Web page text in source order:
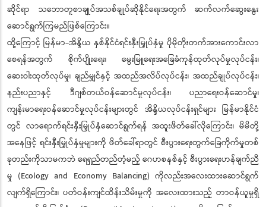
ဆိုင်ရာ သဘောတူစာချုပ်အသစ်ချုပ်ဆိုနိုင်ရေးအတွက် ဆက်လက်ဆွေးနွေး
ဆောင်ရွက်ကြမည်ဖြစ်ကြောင်း။
ထို့ကြောင့် မြန်မာ-အိန္ဒိယ နှစ်နိုင်ငံရင်းနှီးမြှုပ်နှံမှု ပိုမိုတိုးတက်အားကောင်းလာ
စေရန်အတွက် စိုက်ပျိုးရေး၊ မွေးမြူရေးအခြေခံကုန်ထုတ်လုပ်မှုလုပ်ငန်း၊
ဆေးဝါးထုတ်လုပ်မှု၊ ချည်မျှင်နှင့် အထည်အလိပ်လုပ်ငန်း၊ အထည်ချုပ်လုပ်ငန်း၊
နည်းပညာနှင့် ဒီဂျစ်တယ်ဝန်ဆောင်မှုလုပ်ငန်း၊ ပညာရေးဝန်ဆောင်မှု၊
ကျန်းမာရေးဝန်ဆောင်မှုလုပ်ငန်းများတွင် အိန္ဒိယလုပ်ငန်းရှင်များ မြန်မာနိုင်ငံ
တွင် လာရောက်ရင်းနှီးမြှုပ်နှံဆောင်ရွက်ရန် အထူးဖိတ်ခေါ်လိုကြောင်း၊ မိမိတို့
အနေဖြင့် ရင်းနှီးမြှုပ်နှံမှုများကို ဖိတ်ခေါ်ရာတွင် စီးပွားရေးတွက်ခြေကိုက်မှုတစ်
ခုတည်းကိုသာမကဘဲ ရေရှည်တည်တံ့မည့် ဂေဟစနစ်နှင့် စီးပွားရေးဟန်ချက်ညီ
မှု (Ecology and Economy Balancing) ကိုလည်းအလေးထားဆောင်ရွက်
လျက်ရှိကြောင်း၊ ပတ်ဝန်းကျင်ထိန်းသိမ်းမှုကို အလေးထားသည့် တာဝန်ယူမှုရှိ